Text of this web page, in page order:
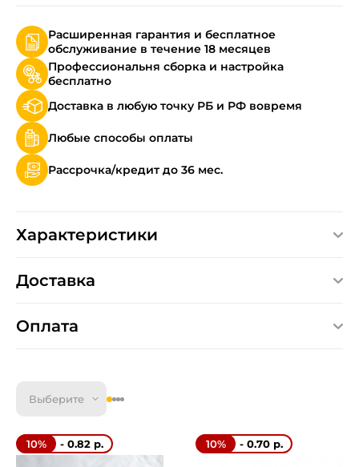
Расширенная гарантия и бесплатное
обслуживание в течение 18 месяцев
Профессиональня сборка и настройка
бесплатно
Доставка в любую точку РБ и РФ вовремя
Любые способы оплаты
Рассрочка/кредит до 36 мес.
Характеристики
Доставка
Оплата
Выберите
10% - 0.82 р. 10% - 0.70 р.